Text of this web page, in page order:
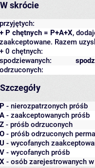
W skrócie
przyjętych:
+ P chętnych = P+A+X,
zaakceptowane. Razem
+ 0 chętnych:
spodziewanych:
odrzuconych:
Szczegóły
P - nierozpatrzonych próśb
A - zaakceptowanych próśb
Z - próśb odrzuconych
O - próśb odrzuconych
U - wycofanych
V - wycofanych próśb
X - osób zarejestrowanych